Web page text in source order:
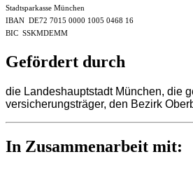
Stadtsparkasse München
IBAN DE72 7015 0000 1005 0468 16
BIC SSKMDEMM
Gefördert durch
die Landeshauptstadt München, die
versicherungsträger, den Bezirk
In Zusammenarbeit mit: